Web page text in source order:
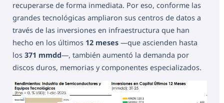
recuperarse de forma inmediata. Por eso, conforme las
grandes tecnológicas ampliaron sus centros de datos a
través de las inversiones en infraestructura que han
hecho en los últimos 12 meses —que ascienden hasta
los 371 mmdd—, también aumentó la demanda por
discos duros, memorias y componentes especializados.